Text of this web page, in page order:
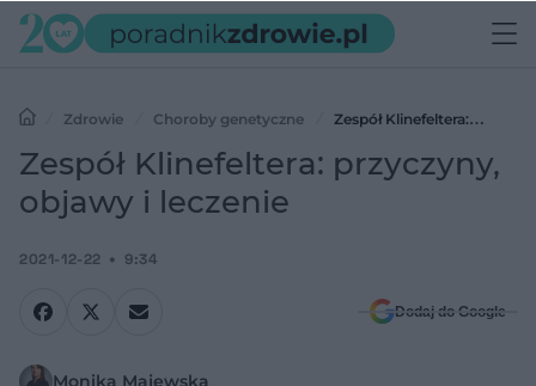
Zdrowie Choroby genetyczne
Zespół Klinefeltera:
przyczyny, objawy i leczenie
Zespół Klinefeltera: przyczyny,
objawy i leczenie
2021-12-22 9:34
Dodaj do Google
Monika Majewska